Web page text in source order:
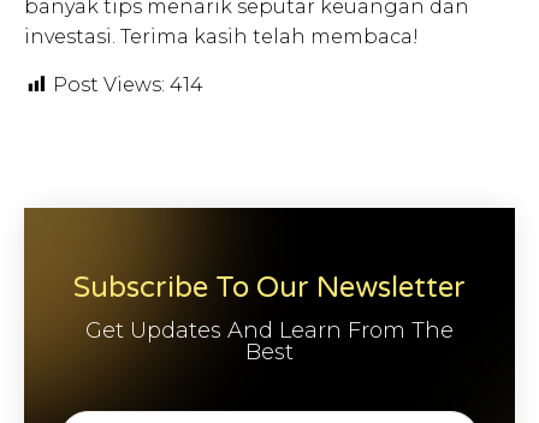
banyak tips menarik seputar keuangan dan
investasi. Terima kasih telah membaca!
Post Views: 414
Subscribe To Our Newsletter
Get Updates And Learn From The
Best